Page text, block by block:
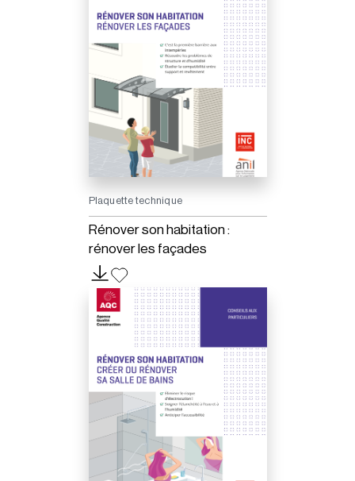
Plaquette technique
Rénover son habitation :
rénover les façades